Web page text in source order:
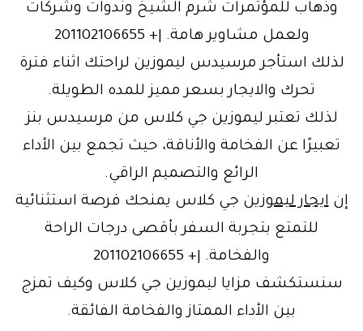
وذهاب للمؤتمرات شرم الشيخ وندوات وشركات
ولعمل مشاوير هامة. |+ 201102106655
لذلك استأجر مرسيدس ليموزين لراحتك اثناء فترة
تحرك والايجار بسعر مميز للمده الطويلة.
لذلك تعتبر ليموزين جي كلاس من مرسيدس بنز
تعبيرًا عن الفخامة والأناقة، حيث تجمع بين الأداء
الرائع والتصميم الراقي.
إنايجار ليموزين جي كلاس يمنحك فرصة استثنائية
للتمتع بتجربة السفر بأقصى درجات الراحة
والفخامة. |+ 201102106655
سنستكشف مزايا ليموزين جي كلاس وكيف تمزج
بين الأداء الممتاز والفخامة الفائقة.